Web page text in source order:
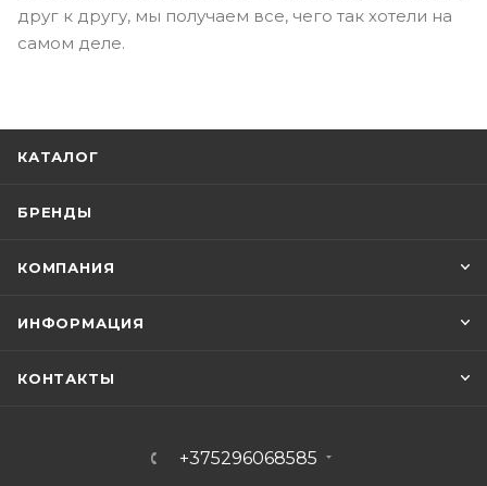
друг к другу, мы получаем все, чего так хотели на
самом деле.
КАТАЛОГ
БРЕНДЫ
КОМПАНИЯ
ИНФОРМАЦИЯ
КОНТАКТЫ
+375296068585